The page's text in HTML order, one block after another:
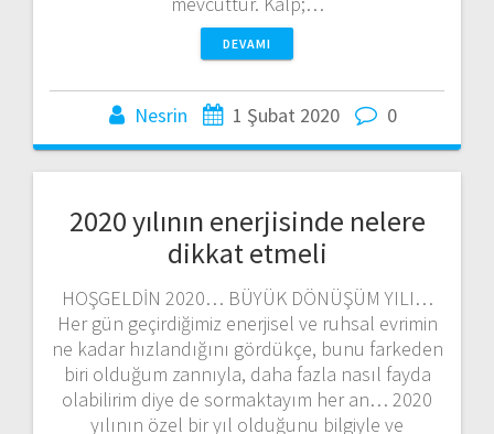
DEVAMI
Nesrin 1 Şubat 2020 0
2020 yılının enerjisinde nelere
dikkat etmeli
HOŞGELDİN 2020… BÜYÜK DÖNÜŞÜM YILI…
Her gün geçirdiğimiz enerjisel ve ruhsal evrimin
ne kadar hızlandığını gördükçe, bunu farkeden
biri olduğum zannıyla, daha fazla nasıl fayda
olabilirim diye de sormaktayım her an… 2020
yılının özel bir yıl olduğunu bilgiyle ve